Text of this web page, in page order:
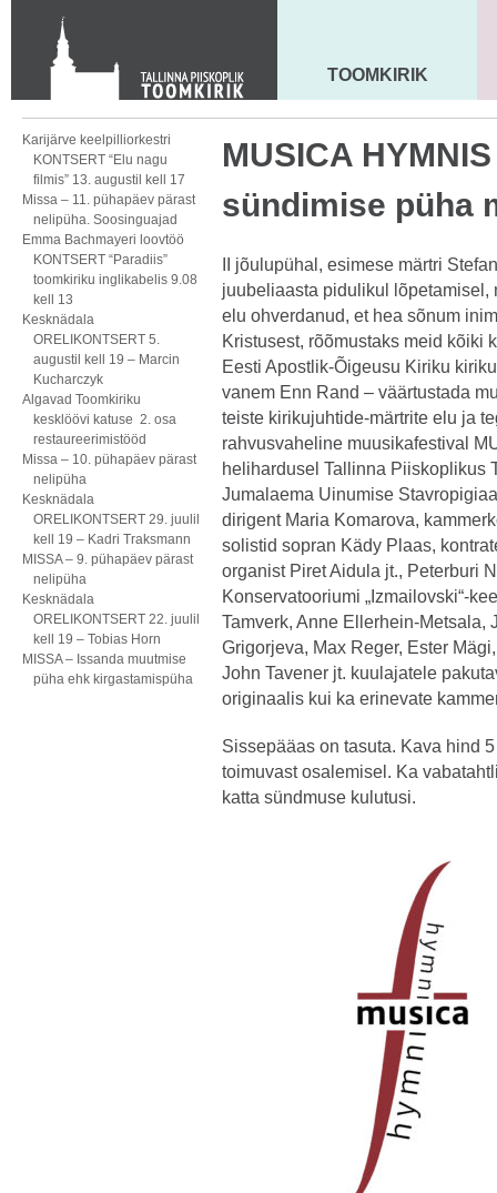
KONTAKT
Toom-Kooli 6, 10130 TALLINN
tallinna.toom@eelk.ee
MAARJA KIRIK
TOOMKIRIK
Karijärve keelpilliorkestri
KONTSERT “Elu nagu
filmis” 13. augustil kell 17
Missa – 11. pühapäev pärast
nelipüha. Soosinguajad
Emma Bachmayeri loovtöö
KONTSERT “Paradiis”
toomkiriku inglikabelis 9.08
kell 13
Kesknädala
ORELIKONTSERT 5.
augustil kell 19 – Marcin
Kucharczyk
Algavad Toomkiriku
kesklöövi katuse 2. osa
restaureerimistööd
Missa – 10. pühapäev pärast
nelipüha
Kesknädala
ORELIKONTSERT 29. juulil
kell 19 – Kadri Traksmann
MISSA – 9. pühapäev pärast
nelipüha
Kesknädala
ORELIKONTSERT 22. juulil
kell 19 – Tobias Horn
MISSA – Issanda muutmise
püha ehk kirgastamispüha
MUSICA
sündimise püha
II jõulupühal, esimese märtri
juubeliaasta pidulikul lõpetamisel,
elu ohverdanud, et hea sõnum
Kristusest, rõõmustaks meid kõiki
Eesti Apostlik-Õigeusu Kiriku
vanem Enn Rand – väärtustada
teiste kirikujuhtide-märtrite elu ja
rahvusvaheline muusikafestival
helihardusel Tallinna Piiskoplikus
Jumalaema Uinumise
dirigent Maria Komarova,
solistid sopran Kädy Plaas,
organist Piret Aidula jt., Peterburi
Konservatooriumi „Izmailovski“-
Tamverk, Anne Ellerhein-Metsala,
Grigorjeva, Max Reger, Ester
John Tavener jt. kuulajatele
originaalis kui ka erinevate
Sissepääas on tasuta. Kava hind
toimuvast osalemisel. Ka
katta sündmuse kulutusi.